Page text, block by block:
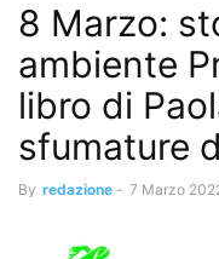
‍8 Marzo:
ambiente
libro di
sfumature
By redazione - 7 Marzo